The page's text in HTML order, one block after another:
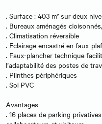
. Surface : 403 m² sur deux
. Bureaux aménagés
. Climatisation réversible
. Eclairage encastré en faux-
. Faux-plancher technique
l’adaptabilité des postes de
. Plinthes périphériques
. Sol PVC
Avantages
. 16 places de parking